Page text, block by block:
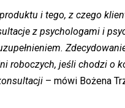
i tego, z czego
z psychologami i
roboczych, jeśli chodzi o
– mówi Bożena